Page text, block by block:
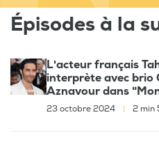
Épisodes à la
L'acteur français
interprète avec brio
Aznavour dans
23 octobre 2024 2 min